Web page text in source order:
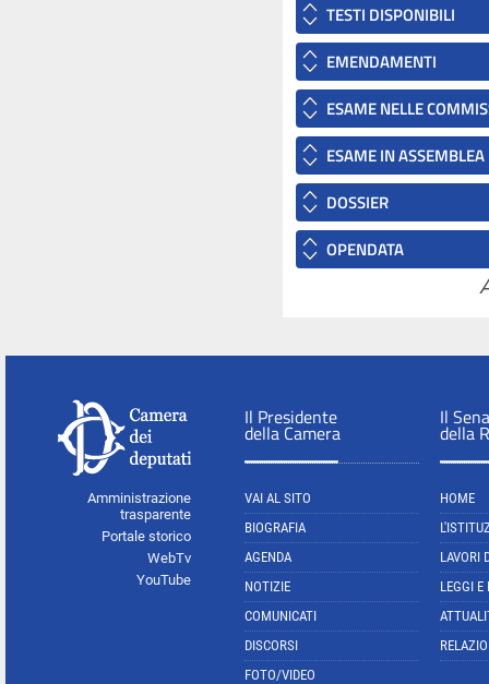
TESTI DISPONIBILI
EMENDAMENTI
ESAME NELLE
ESAME IN ASSEMBLEA
DOSSIER
OPENDATA
Amministrazione
trasparente
Portale storico
WebTv
YouTube
Il Presidente
della Camera
VAI AL SITO
BIOGRAFIA
AGENDA
NOTIZIE
COMUNICATI
DISCORSI
FOTO/VIDEO
Il
della
HOME
LAVORI
LEGGI E